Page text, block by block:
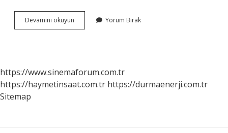
Devamını okuyun
Ne
Yorum Bırak
https://www.sinemaforum.com.tr
https://haymetinsaat.com.tr https://durmaenerji.com.tr
Sitemap